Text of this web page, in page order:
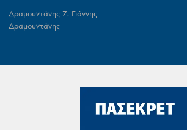
Δραμουντάνης Ζ. Γιάννης
Δραμουντάνης